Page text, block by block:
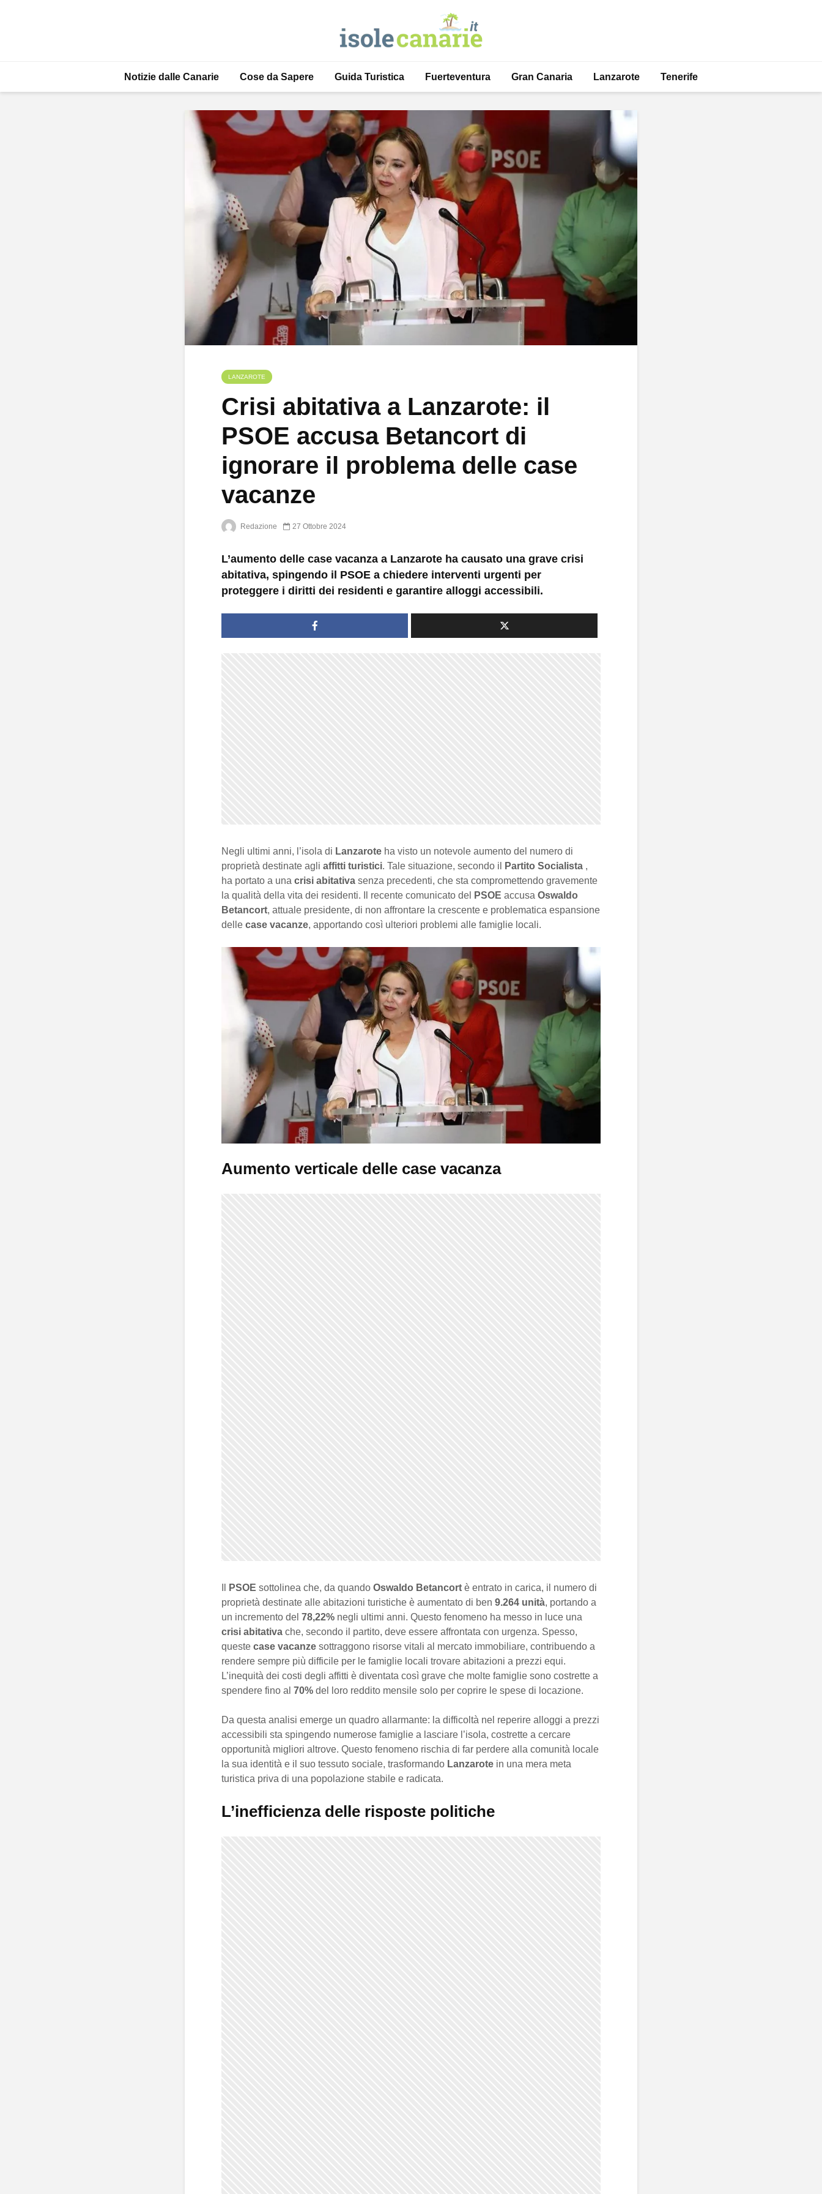
Notizie dalle Canarie Cose da Sapere Guida Turistica Fuerteventura Gran Canaria Lanzarote Tenerife
LANZAROTE
Crisi abitativa a Lanzarote: il
PSOE accusa Betancort di
ignorare il problema delle case
vacanze
Redazione 27 Ottobre 2024
L’aumento delle case vacanza a Lanzarote ha causato una grave crisi
abitativa, spingendo il PSOE a chiedere interventi urgenti per
proteggere i diritti dei residenti e garantire alloggi accessibili.
Negli ultimi anni, l’isola di Lanzarote ha visto un notevole aumento del numero di
proprietà destinate agli affitti turistici. Tale situazione, secondo il Partito Socialista ,
ha portato a una crisi abitativa senza precedenti, che sta compromettendo gravemente
la qualità della vita dei residenti. Il recente comunicato del
PSOE accusa Oswaldo
Betancort, attuale presidente, di non affrontare la crescente e problematica espansione
delle case vacanze, apportando così ulteriori problemi alle famiglie locali.
Aumento verticale delle case vacanza
PSOE sottolinea che, da quando Oswaldo Betancort è entrato in carica, il numero di
proprietà destinate alle abitazioni turistiche è aumentato di ben 9.264 unità, portando a
un incremento del 78,22% negli ultimi anni. Questo fenomeno ha messo in luce una
crisi abitativa che, secondo il partito, deve essere affrontata con urgenza. Spesso,
queste case vacanze sottraggono risorse vitali al mercato immobiliare, contribuendo a
rendere sempre più difficile per le famiglie locali trovare abitazioni a prezzi equi.
L’inequità dei costi degli affitti è diventata così grave che molte famiglie sono costrette a
spendere fino al 70% del loro reddito mensile solo per coprire le spese di locazione.
Da questa analisi emerge un quadro allarmante: la difficoltà nel reperire alloggi a prezzi
accessibili sta spingendo numerose famiglie a lasciare l’isola, costrette a cercare
opportunità migliori altrove. Questo fenomeno rischia di far perdere alla comunità locale
la sua identità e il suo tessuto sociale, trasformando Lanzarote in una mera meta
turistica priva di una popolazione stabile e radicata.
L’inefficienza delle risposte politiche